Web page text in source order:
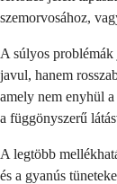
szemorvosához,
A súlyos
javul, hanem
amely nem enyhül
a függönyszerű
A legtöbb
és a gyanús